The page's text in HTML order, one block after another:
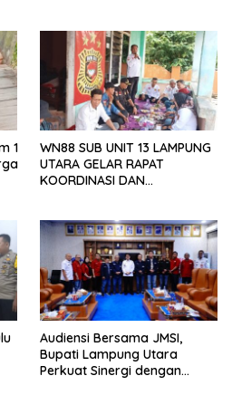
1
WN88 SUB UNIT 13 LAMPUNG
UTARA GELAR RAPAT
KOORDINASI DAN
Audiensi Bersama JMSI,
Bupati Lampung Utara
Perkuat Sinergi dengan